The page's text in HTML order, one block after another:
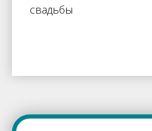
свадьбы